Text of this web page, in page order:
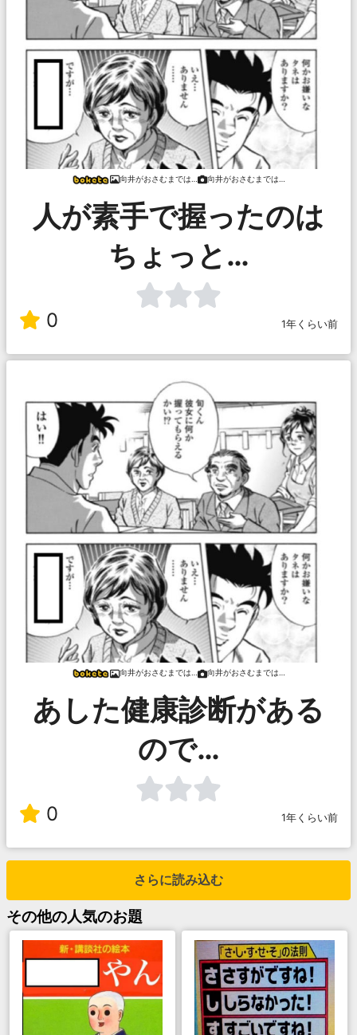
向井がおさむまでは… 向井がおさむまでは…
人が素手で握ったのは
ちょっと…
0 1年くらい前
向井がおさむまでは… 向井がおさむまでは…
あした健康診断がある
ので…
0 1年くらい前
さらに読み込む
その他の人気のお題